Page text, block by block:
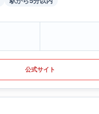
公式サイト